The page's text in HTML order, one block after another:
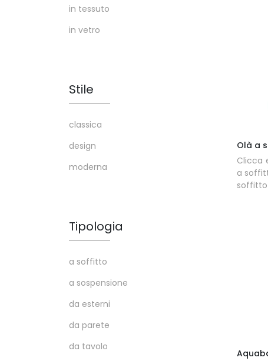
Olà a
Clicca
a
in tessuto
in vetro
Stile
classica
design
moderna
Tipologia
a soffitto
a sospensione
da esterni
da parete
da tavolo